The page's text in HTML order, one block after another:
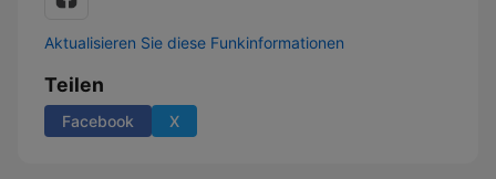
Aktualisieren Sie diese Funkinformationen
Teilen
Facebook X